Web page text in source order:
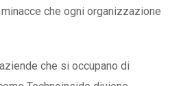
che ogni organizzazione
che si occupano di